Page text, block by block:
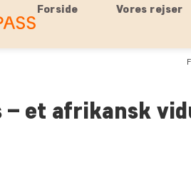
Forside Vores rejser
et afrikansk